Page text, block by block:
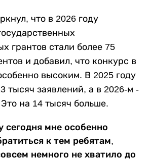
что в 2026 году
грантов стали более 75
и добавил, что конкурс в
высоким. В 2025 году
тысяч заявлений, а в 2026-м -
на 14 тысяч больше.
сегодня мне особенно
к тем ребятам,
немного не хватило до